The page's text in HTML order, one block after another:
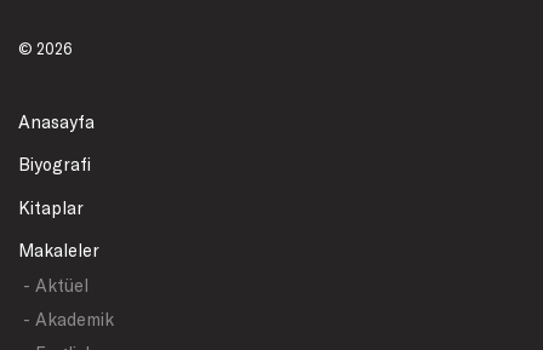
© 2026
Anasayfa
Biyografi
Kitaplar
Makaleler
- Aktüel
- Akademik